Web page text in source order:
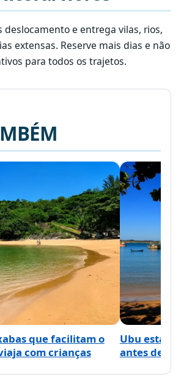
deslocamento e entrega vilas, rios,
extensas. Reserve mais dias e não
para todos os trajetos.
que facilitam o
com crianças
Ubu está
antes de